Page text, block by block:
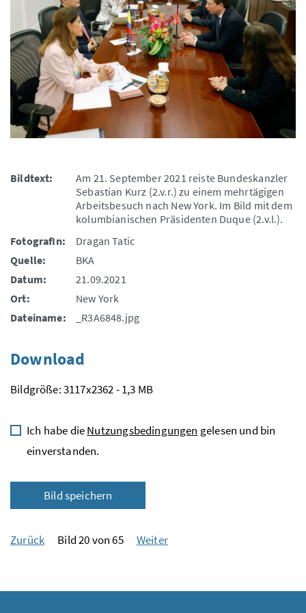
Bildtext:
Am 21. September 2021 reiste Bundeskanzler
Sebastian Kurz (2.v.r.) zu einem mehrtägigen
Arbeitsbesuch nach New York. Im Bild mit dem
kolumbianischen Präsidenten Duque (2.v.l.).
FotografIn:
Dragan Tatic
Quelle:
BKA
Datum:
21.09.2021
Ort:
New York
Dateiname:
_R3A6848.jpg
Download
Bildgröße: 3117x2362 - 1,3 MB
Ich habe dieNutzungsbedingungen gelesen und bin
einverstanden.
Bild speichern
Zurück Bild 20 von 65 Weiter